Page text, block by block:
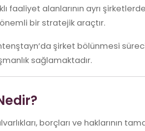
faaliyet alanlarının ayrı
önemli bir stratejik araçtır.
şirket bölünmesi
sağlamaktadır.
borçları ve haklarının